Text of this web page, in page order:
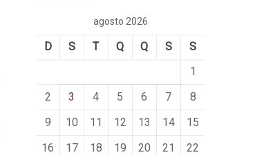
agosto 2026
D S T Q Q S
S
1
2
3 4 5 6 7
8
9
10 11 12 13 14
15
16
17 18 19 20 21
22